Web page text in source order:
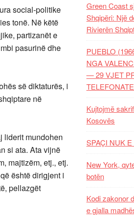
social-politike
tonë. Në këtë
partizanët e
pasurinë dhe
së diktaturës, i
në
liderit mundohen
si ata. Ata vijnë
majtizëm, etj., etj.
është dirigjent i
pellazgët
Green Coast
Shqipëri: Një
Rivierën
PUEBLO
NGA
— 29 VJET
Kujtojmë
Kosovës
SPAÇI NUK
New York,
botën
Kodi zakonor
e gjalla